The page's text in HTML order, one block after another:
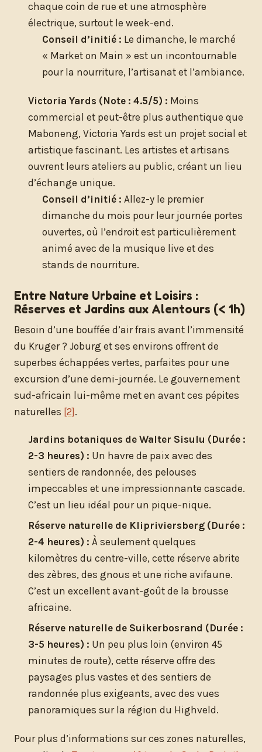
chaque coin de rue et une atmosphère
électrique, surtout le week-end.
Conseil d’initié : Le dimanche, le marché
« Market on Main » est un incontournable
pour la nourriture, l’artisanat et l’ambiance.
Victoria Yards (Note : 4.5/5) : Moins
commercial et peut-être plus authentique que
Maboneng, Victoria Yards est un projet social et
artistique fascinant. Les artistes et artisans
ouvrent leurs ateliers au public, créant un lieu
d’échange unique.
Conseil d’initié : Allez-y le premier
dimanche du mois pour leur journée portes
ouvertes, où l’endroit est particulièrement
animé avec de la musique live et des
stands de nourriture.
Entre Nature Urbaine et Loisirs :
Réserves et Jardins aux Alentours (< 1h)
Besoin d’une bouffée d’air frais avant l’immensité
du Kruger ? Joburg et ses environs offrent de
superbes échappées vertes, parfaites pour une
excursion d’une demi-journée. Le gouvernement
sud-africain lui-même met en avant ces pépites
naturelles [2] .
Jardins botaniques de Walter Sisulu (Durée :
2-3 heures) : Un havre de paix avec des
sentiers de randonnée, des pelouses
impeccables et une impressionnante cascade.
C’est un lieu idéal pour un pique-nique.
Réserve naturelle de Klipriviersberg (Durée :
2-4 heures) : À seulement quelques
kilomètres du centre-ville, cette réserve abrite
des zèbres, des gnous et une riche avifaune.
C’est un excellent avant-goût de la brousse
africaine.
Réserve naturelle de Suikerbosrand (Durée :
3-5 heures) : Un peu plus loin (environ 45
minutes de route), cette réserve offre des
paysages plus vastes et des sentiers de
randonnée plus exigeants, avec des vues
panoramiques sur la région du Highveld.
Pour plus d’informations sur ces zones naturelles,